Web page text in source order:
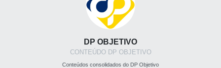
DP OBJETIVO
CONTEÚDO DP OBJETIVO
Conteúdos consolidados do DP Objetivo